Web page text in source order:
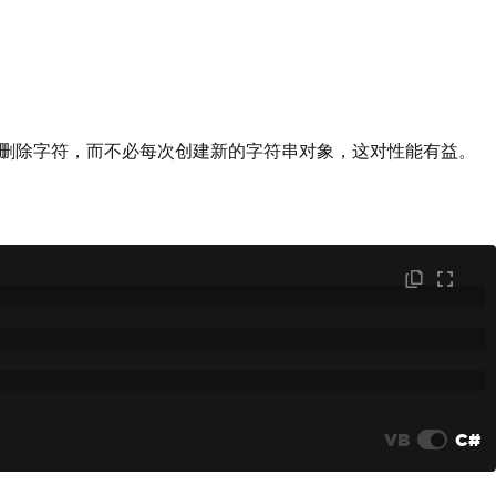
除字符，而不必每次创建新的字符串对象，这对性能有益。
VB C#